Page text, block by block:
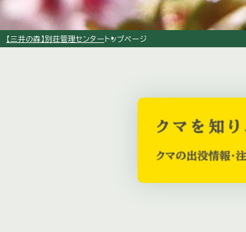
【三井の森】 別荘管理センター arrow_right
トップページ